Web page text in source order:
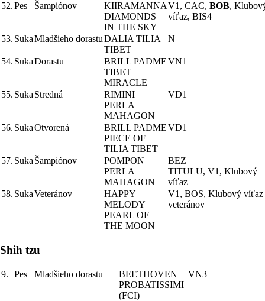
52.Pes Šampiónov
KIIRAMANNA
DIAMONDS
IN THE SKY
V1, CAC, BOB,
víťaz, BIS4
53. SukaMladšieho dorastuDALIA TILIA
TIBET
N
54. SukaDorastu
BRILL PADME
TIBET
MIRACLE
VN1
55. Suka Stredná
RIMINI
PERLA
MAHAGON
VD1
56. SukaOtvorená
BRILL PADME
PIECE OF
TILIA TIBET
VD1
57. Suka Šampiónov
POMPON
PERLA
MAHAGON
BEZ
TITULU, V1, Klubový
víťaz
58. SukaVeteránov
HAPPY
MELODY
PEARL OF
THE MOON
V1, BOS, Klubový víťaz
veteránov
Shih tzu
9. Pes Mladšieho dorastu
BEETHOVEN
PROBATISSIMI
(FCI)
VN3